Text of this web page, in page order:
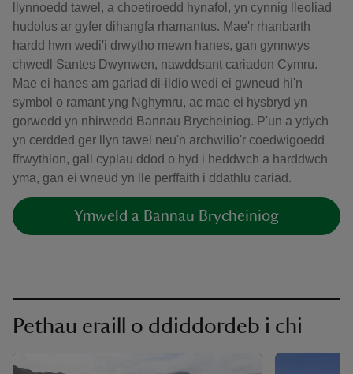
llynnoedd tawel, a choetiroedd hynafol, yn cynnig lleoliad
hudolus ar gyfer dihangfa rhamantus. Mae'r rhanbarth
hardd hwn wedi'i drwytho mewn hanes, gan gynnwys
chwedl Santes Dwynwen, nawddsant cariadon Cymru.
Mae ei hanes am gariad di-ildio wedi ei gwneud hi'n
symbol o ramant yng Nghymru, ac mae ei hysbryd yn
gorwedd yn nhirwedd Bannau Brycheiniog. P'un a ydych
yn cerdded ger llyn tawel neu'n archwilio'r coedwigoedd
ffrwythlon, gall cyplau ddod o hyd i heddwch a harddwch
yma, gan ei wneud yn lle perffaith i ddathlu cariad.
Ymweld a Bannau Brycheiniog
Pethau eraill o ddiddordeb i chi